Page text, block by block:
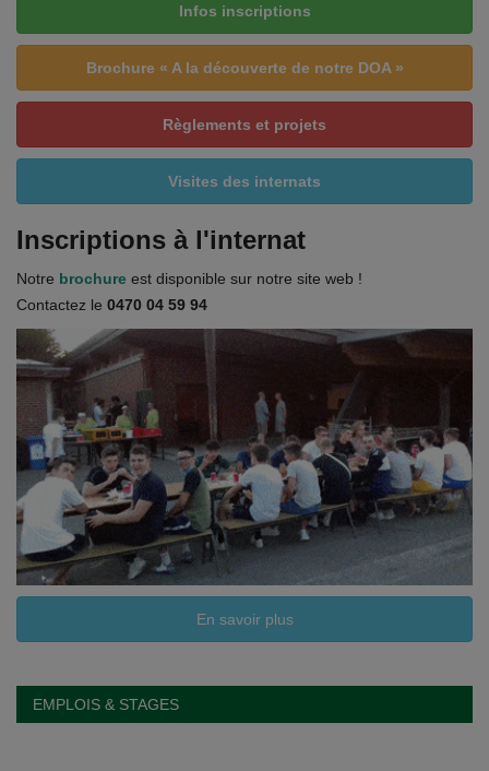
Infos inscriptions
Brochure « A la découverte de notre DOA »
Règlements et projets
Visites des internats
Inscriptions à l'internat
Notre brochure est disponible sur notre site web !
Contactez le 0470 04 59 94
En savoir plus
EMPLOIS & STAGES